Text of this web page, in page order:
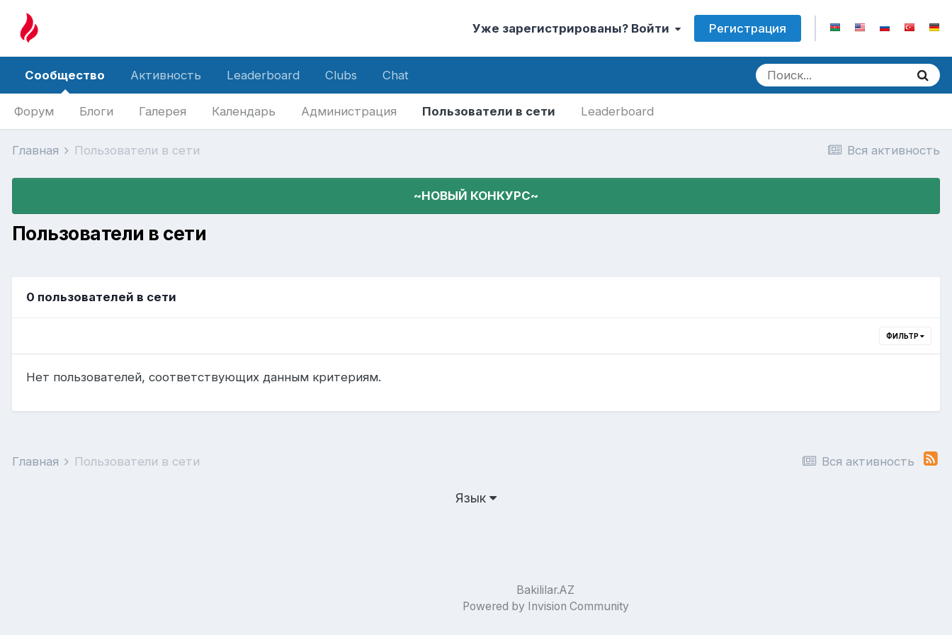
Уже зарегистрированы? Войти Регистрация
Сообщество
Форум Блоги Галерея Календарь Администрация Пользователи в сети Leaderboard
Активность Leaderboard Clubs Chat
Вся активность
Главная Пользователи в сети
~НОВЫЙ КОНКУРС~
Пользователи в сети
0 пользователей в сети
ФИЛЬТР
Нет пользователей, соответствующих данным критериям.
Вся активность
Главная Пользователи в сети
Язык
Bakililar.AZ
Powered by Invision Community